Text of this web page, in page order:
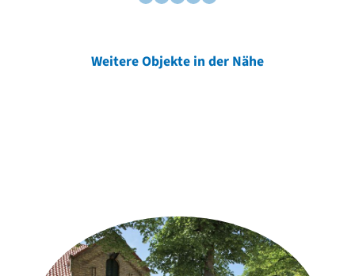
Weitere Objekte in der Nähe